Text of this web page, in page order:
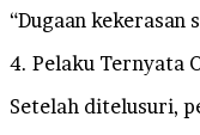
“Dugaan kekerasan
4. Pelaku Ternyata
Setelah ditelusuri,